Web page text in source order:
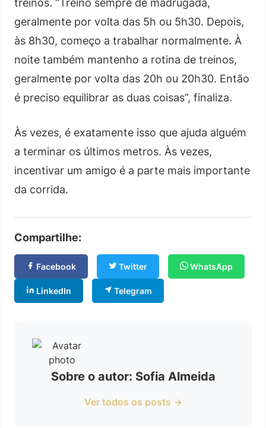
treinos. “Treino sempre de madrugada,
geralmente por volta das 5h ou 5h30. Depois,
às 8h30, começo a trabalhar normalmente. À
noite também mantenho a rotina de treinos,
geralmente por volta das 20h ou 20h30. Então
é preciso equilibrar as duas coisas”, finaliza.
Às vezes, é exatamente isso que ajuda alguém
a terminar os últimos metros. Às vezes,
incentivar um amigo é a parte mais importante
da corrida.
Compartilhe:
Facebook Twitter WhatsApp
LinkedIn Telegram
Sobre o autor: Sofia Almeida
Ver todos os posts →